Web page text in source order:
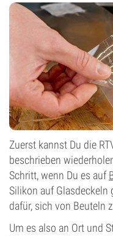
Zuerst kannst Du die
beschrieben
Schritt, wenn Du es auf
Silikon auf
dafür, sich von Beuteln
Um es also an Ort und